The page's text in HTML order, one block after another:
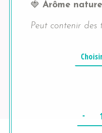
🍓 Arôme
Peut contenir